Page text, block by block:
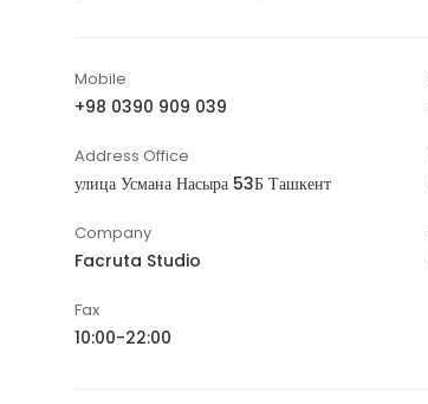
Mobile
+98 0390 909 039
Address Office
улица Усмана Насыра 53Б Ташкент
Company
Facruta Studio
Fax
10:00-22:00